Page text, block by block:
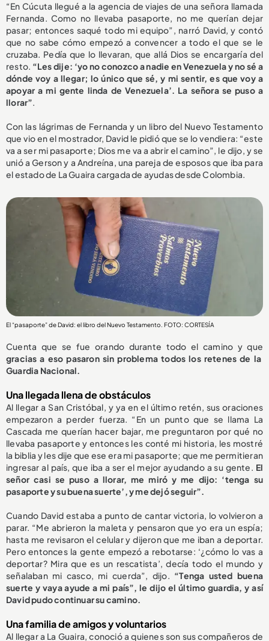
“En Cúcuta llegué a la agencia de viajes de una señora llamada
Fernanda. Como no llevaba pasaporte, no me querían dejar
pasar; entonces saqué todo mi equipo”, narró David, y contó
que no sabe cómo empezó a convencer a todo el que se le
cruzaba. Pedía que lo llevaran, que allá Dios se encargaría del
resto. “Les dije: ‘yo no conozco a nadie en Venezuela y no sé a
dónde voy a llegar; lo único que sé, y mi sentir, es que voy a
apoyar a mi gente linda de Venezuela’. La señora se puso a
llorar”.
Con las lágrimas de Fernanda y un libro del Nuevo Testamento
que vio en el mostrador, David le pidió que se lo vendiera: “este
va a ser mi pasaporte; Dios me va a abrir el camino”, le dijo, y se
unió a Gerson y a Andreína, una pareja de esposos que iba para
el estado de La Guaira cargada de ayudas desde Colombia.
El “pasaporte” de David: el libro del Nuevo Testamento. FOTO: CORTESÍA
Cuenta que se fue orando durante todo el camino y que
gracias a eso pasaron sin problema todos los retenes de la
Guardia Nacional.
Una llegada llena de obstáculos
Al llegar a San Cristóbal, y ya en el último retén, sus oraciones
empezaron a perder fuerza. “En un punto que se llama La
Cascada me querían hacer bajar, me preguntaron por qué no
llevaba pasaporte y entonces les conté mi historia, les mostré
la biblia y les dije que ese era mi pasaporte; que me permitieran
ingresar al país, que iba a ser el mejor ayudando a su gente. El
señor casi se puso a llorar, me miró y me dijo: ‘tenga su
pasaporte y su buena suerte’, y me dejó seguir”.
Cuando David estaba a punto de cantar victoria, lo volvieron a
parar. “Me abrieron la maleta y pensaron que yo era un espía;
hasta me revisaron el celular y dijeron que me iban a deportar.
Pero entonces la gente empezó a rebotarse: ‘¿cómo lo vas a
deportar? Mira que es un rescatista’, decía todo el mundo y
señalaban mi casco, mi cuerda”, dijo. “Tenga usted buena
suerte y vaya ayude a mi país”, le dijo el último guardia, y así
David pudo continuar su camino.
Una familia de amigos y voluntarios
Al llegar a La Guaira, conoció a quienes son sus compañeros de